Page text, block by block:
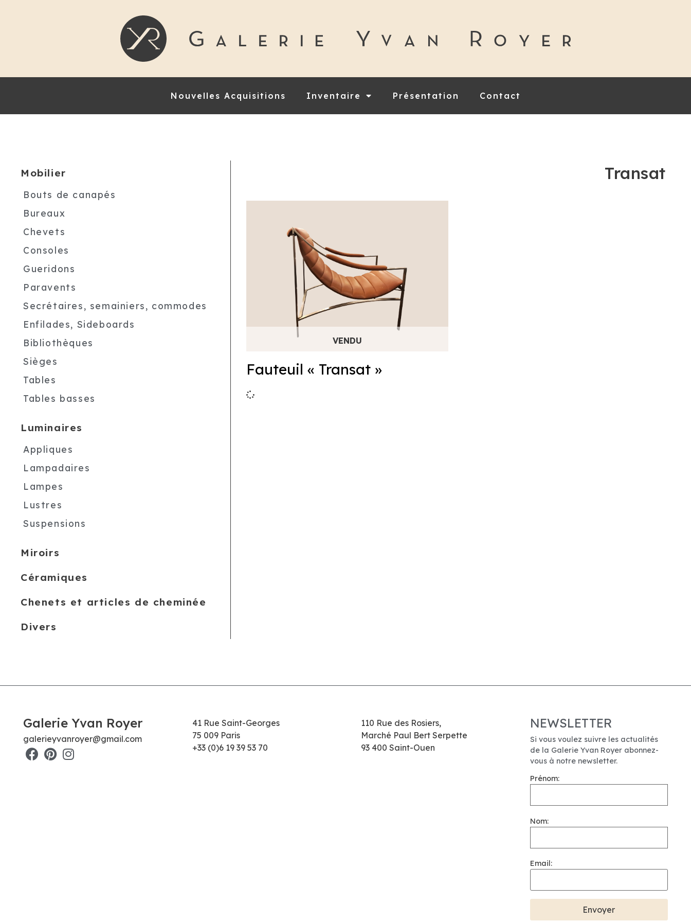
Nouvelles Acquisitions Inventaire Présentation Contact
Mobilier
Bouts de canapés
Bureaux
Chevets
Consoles
Gueridons
Paravents
Secrétaires, semainiers, commodes
Enfilades, Sideboards
Bibliothèques
Sièges
Tables
Tables basses
Luminaires
Appliques
Lampadaires
Lampes
Lustres
Suspensions
Miroirs
Céramiques
Chenets et articles de cheminée
Divers
Transat
Fauteuil « Transat »
Galerie Yvan Royer
galerieyvanroyer@gmail.com
41 Rue Saint-Georges
75 009 Paris
+33 (0)6 19 39 53 70
110 Rue des Rosiers,
Marché Paul Bert Serpette
93 400 Saint-Ouen
NEWSLETTER
Si vous voulez suivre les actualités
de la Galerie Yvan Royer abonnez-
vous à notre newsletter.
Prénom:
Nom:
Email: